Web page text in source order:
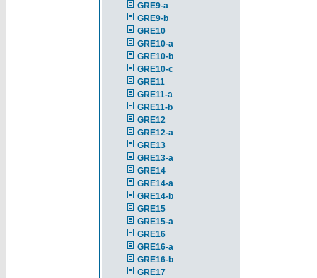
GRE9-a
GRE9-b
GRE10
GRE10-a
GRE10-b
GRE10-c
GRE11
GRE11-a
GRE11-b
GRE12
GRE12-a
GRE13
GRE13-a
GRE14
GRE14-a
GRE14-b
GRE15
GRE15-a
GRE16
GRE16-a
GRE16-b
GRE17